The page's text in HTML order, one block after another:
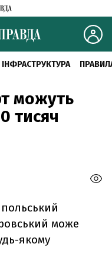
ІНФРАСТРУКТУРА
можуть
тисяч
може
якому